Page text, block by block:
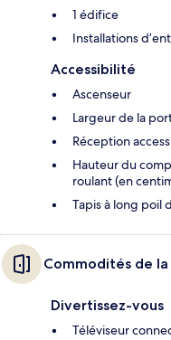
1 édifice
Installations
Accessibilité
Ascenseur
Largeur de la
Réception
Hauteur du
roulant (en
Tapis à long poil
Commodités de
Divertissez-vous
Téléviseur